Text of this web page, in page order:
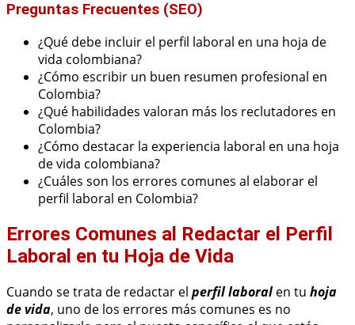
Preguntas Frecuentes (SEO)
¿Qué debe incluir el perfil laboral en una hoja de
vida colombiana?
¿Cómo escribir un buen resumen profesional en
Colombia?
¿Qué habilidades valoran más los reclutadores en
Colombia?
¿Cómo destacar la experiencia laboral en una hoja
de vida colombiana?
¿Cuáles son los errores comunes al elaborar el
perfil laboral en Colombia?
Errores Comunes al Redactar el Perfil
Laboral en tu Hoja de Vida
Cuando se trata de redactar el perfil laboralen tu hoja
de vida, uno de los errores más comunes es no